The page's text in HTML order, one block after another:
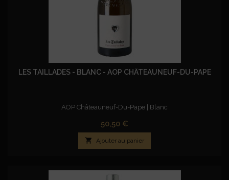
LES TAILLADES - BLANC - AOP CHÂTEAUNEUF-DU-PAPE
AOP Châteauneuf-Du-Pape | Blanc
Prix
50,50 €
 Ajouter au panier